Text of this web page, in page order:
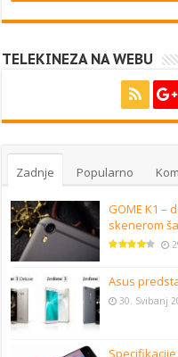
TELEKINEZA NA WEBU
Zadnje Popularno
GOME K1 –
skenerom
Asus
30. Svibanj